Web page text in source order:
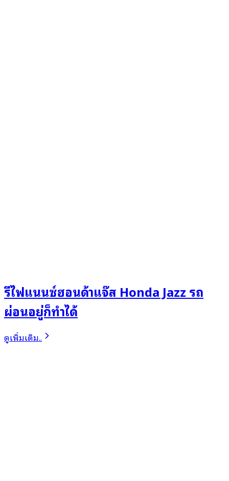
รีไฟแนนซ์ฮอนด้าแจ๊ส Honda Jazz รถ
ผ่อนอยู่ก็ทำได้
ดูเพิ่มเติม..